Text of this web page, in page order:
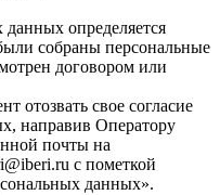
определяется
собраны персональные
договором или
отозвать свое согласие
направив Оператору
почты на
с пометкой
данных».